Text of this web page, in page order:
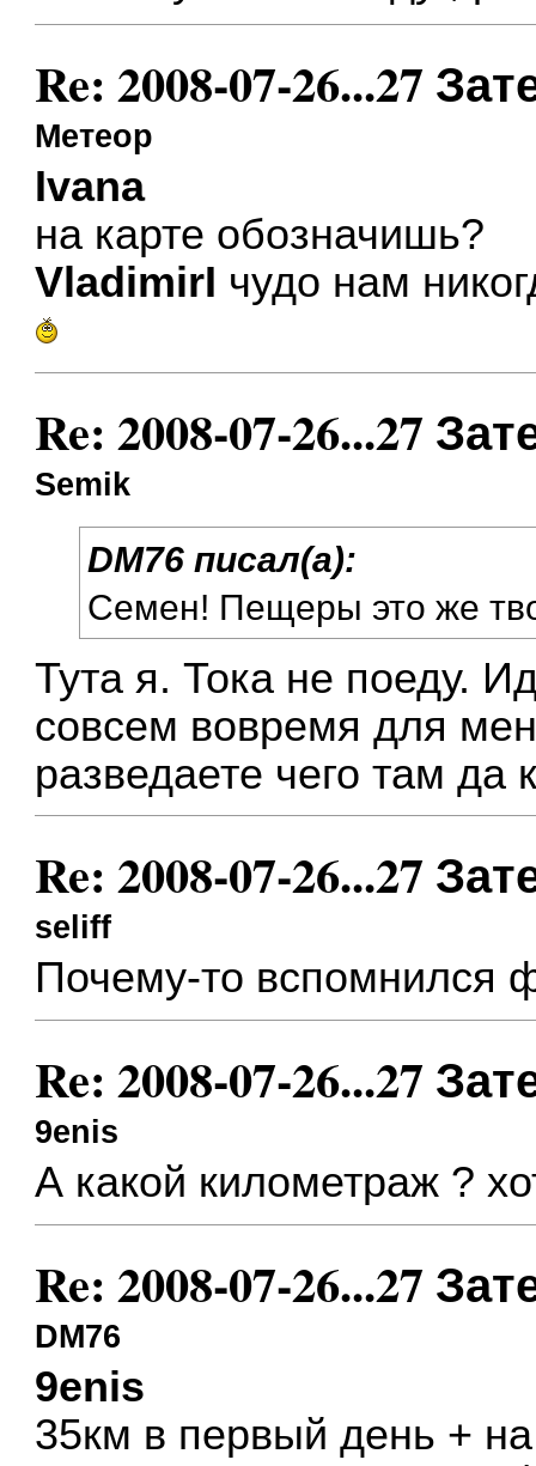
Re: 2008-07-26...27
Метеор
Ivana
на карте обозначишь?
VladimirI чудо нам
Re: 2008-07-26...27
Semik
DM76 писал(а):
Семен! Пещеры это же
Тута я. Тока не поеду.
совсем вовремя для
разведаете чего там
Re: 2008-07-26...27
seliff
Почему-то вспомнился
Re: 2008-07-26...27
9enis
А какой километраж ?
Re: 2008-07-26...27
DM76
9enis
35км в первый день +